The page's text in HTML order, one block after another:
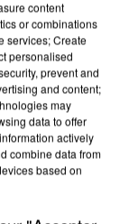
content
or combinations
services; Create
personalised
prevent and
and content;
may
data to offer
actively
combine data from
based on